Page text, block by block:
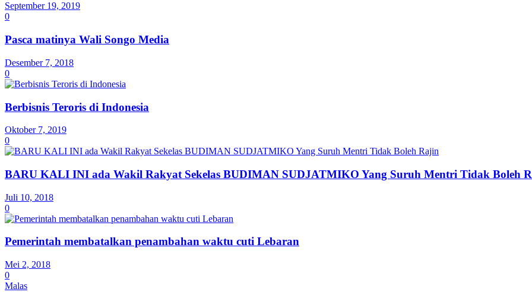
September 19, 2019
0
Pasca matinya Wali Songo Media
Desember 7, 2018
0
Berbisnis Teroris di Indonesia
Oktober 7, 2019
0
BARU KALI INI ada Wakil Rakyat Sekelas BUDIMAN SUDJATMIKO Yang Suruh Mentri Tidak Boleh
Juli 10, 2018
0
Pemerintah membatalkan penambahan waktu cuti Lebaran
Mei 2, 2018
0
Malas